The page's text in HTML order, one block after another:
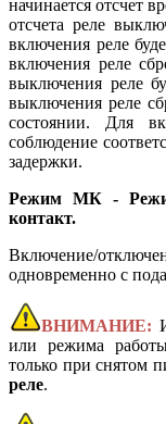
начинается отсчет
отсчета реле
включения реле
включения реле
выключения реле
выключения реле
состоянии. Для
соблюдение
задержки.
Режим МК -
контакт.
Включение/
одновременно с
ВНИМАНИЕ:
или режима работы
только при снятом
реле.